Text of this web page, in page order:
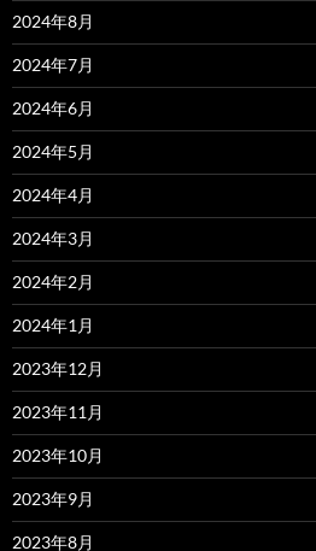
2024年8月
2024年7月
2024年6月
2024年5月
2024年4月
2024年3月
2024年2月
2024年1月
2023年12月
2023年11月
2023年10月
2023年9月
2023年8月